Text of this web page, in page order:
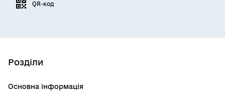
QR-код
Розділи
Основна інформація